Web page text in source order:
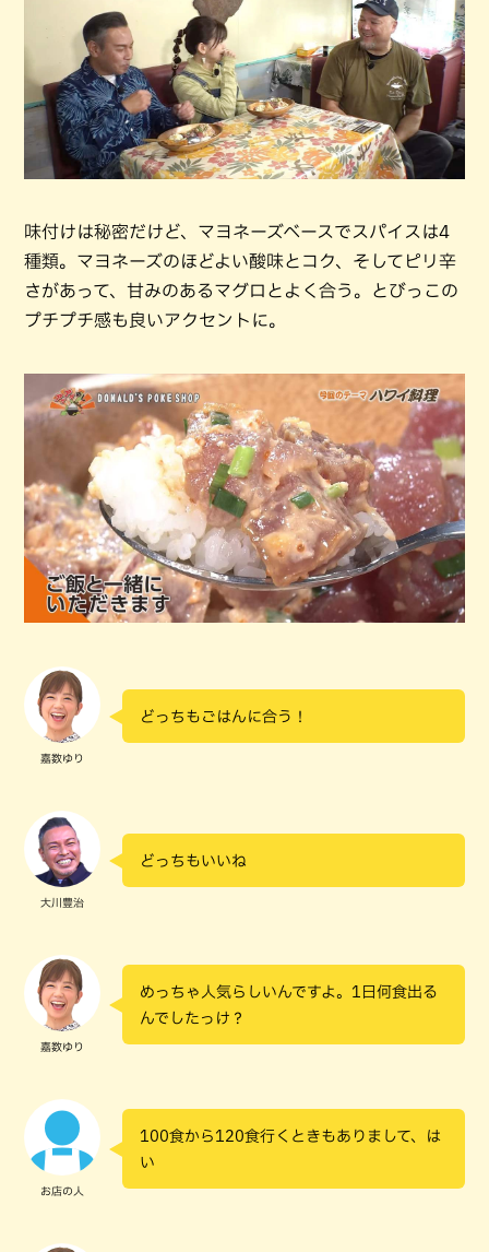
味付けは秘密だけど、マヨネーズベースでスパイスは4
種類。マヨネーズのほどよい酸味とコク、そしてピリ辛
さがあって、甘みのあるマグロとよく合う。とびっこの
プチプチ感も良いアクセントに。
嘉数ゆり
どっちもごはんに合う！
大川豊治
どっちもいいね
嘉数ゆり
めっちゃ人気らしいんですよ。1日何食出る
んでしたっけ？
お店の人
100食から120食行くときもありまして、は
い